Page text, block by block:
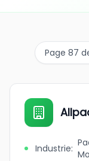
Page 87
Industrie: